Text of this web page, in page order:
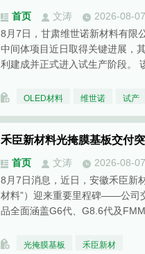
首页 文涛
2026-08-07
8月7日，甘肃维世诺新材料有限
中间体项目近日取得关键进展，
利建成并正式进入试生产阶段。
OLED材料 维世诺 试产
禾臣新材料光掩膜基板交付
首页 文涛
2026-08-07
8月7日消息，近日，安徽禾臣新
材料”）迎来重要里程碑——公司
品全面涵盖G6代、G8.6代及
光掩膜基板 禾臣新材